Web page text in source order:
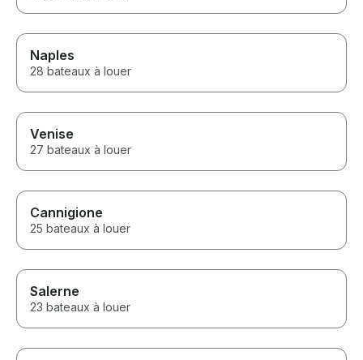
Naples
28 bateaux à louer
Venise
27 bateaux à louer
Cannigione
25 bateaux à louer
Salerne
23 bateaux à louer